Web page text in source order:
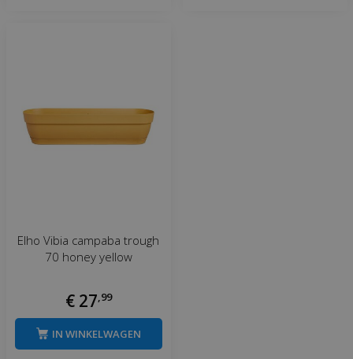
Elho Vibia campaba trough
70 honey yellow
€ 27,99
IN WINKELWAGEN